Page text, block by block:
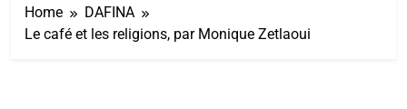
Home
DAFINA
Le café et les religions, par Monique Zetlaoui